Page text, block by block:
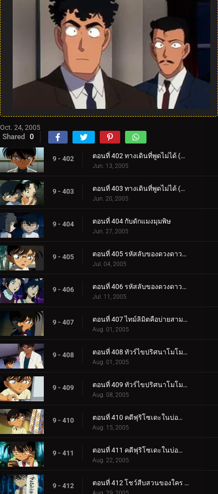
Oct. 24, 2005
Shared 0
9 - 402 ตอนที่ 402 ทางเดินที่พูดไม่ได้ (ตอนแรก)
Jun. 13, 2005
9 - 403 ตอนที่ 403 ทางเดินที่พูดไม่ได้ (ตอนจบ)
Jun. 20, 2005
9 - 404 ตอนที่ 404 กับดักแมงมุมพิษ
Jun. 27, 2005
9 - 405 ตอนที่ 405 รหัสลับของดวงดาวและบุหรี่ (ตอนแรก)
Jul. 04, 2005
9 - 406 ตอนที่ 406 รหัสลับของดวงดาวและบุหรี่ (ตอนจบ)
Jul. 11, 2005
9 - 407 ตอนที่ 407 ไทม์ลิมิตคือบ่ายสามโมง
Aug. 01, 2005
9 - 408 ตอนที่ 408 ทัวร์ไขปริศนาโมโมทาโร่ (ตอนแรก)
Aug. 01, 2005
9 - 409 ตอนที่ 409 ทัวร์ไขปริศนาโมโมทาโร่ (ตอนจบ)
Aug. 08, 2005
9 - 410 ตอนที่ 410 คดีฟุริโซเดะในบ่อน้ำแร่กลางหิมะ (ตอนแรก)
Aug. 15, 2005
9 - 411 ตอนที่ 411 คดีฟุริโซเดะในบ่อน้ำแร่กลางหิมะ (ตอนจบ)
Aug. 22, 2005
9 - 412 ตอนที่ 412 โชว์สืบสวนของใคร (ตอนแรก)